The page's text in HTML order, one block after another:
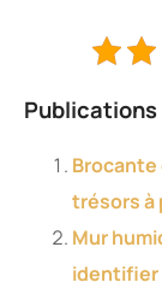
Brocante
trésors à
Mur
identifier